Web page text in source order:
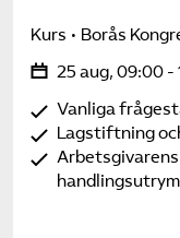
Kurs Borås
25 aug, 09:00 -
Vanliga
Lagstiftning